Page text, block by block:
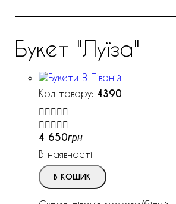
Букет "Луїза"
4390


4 650грн
В наявності
В КОШИК